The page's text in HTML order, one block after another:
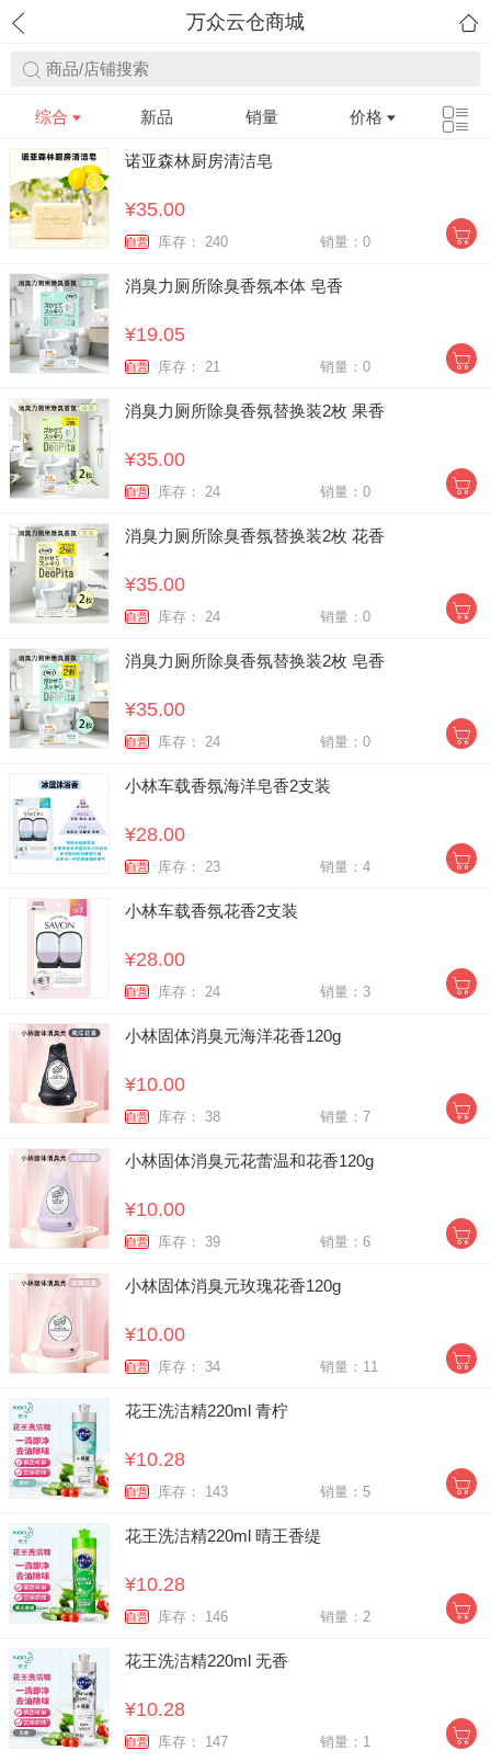
万众云仓商城
商品/店铺搜索
综合 新品 销量 价格
诺亚森林厨房清洁皂
¥35.00
自营 库存： 240 销量：0
消臭力厕所除臭香氛本体 皂香
¥19.05
自营 库存： 21 销量：0
消臭力厕所除臭香氛替换装2枚 果香
¥35.00
自营 库存： 24 销量：0
消臭力厕所除臭香氛替换装2枚 花香
¥35.00
自营 库存： 24 销量：0
消臭力厕所除臭香氛替换装2枚 皂香
¥35.00
自营 库存： 24 销量：0
小林车载香氛海洋皂香2支装
¥28.00
自营 库存： 23 销量：4
小林车载香氛花香2支装
¥28.00
自营 库存： 24 销量：3
小林固体消臭元海洋花香120g
¥10.00
自营 库存： 38 销量：7
小林固体消臭元花蕾温和花香120g
¥10.00
自营 库存： 39 销量：6
小林固体消臭元玫瑰花香120g
¥10.00
自营 库存： 34 销量：11
花王洗洁精220ml 青柠
¥10.28
自营 库存： 143 销量：5
花王洗洁精220ml 晴王香缇
¥10.28
自营 库存： 146 销量：2
花王洗洁精220ml 无香
¥10.28
自营 库存： 147 销量：1